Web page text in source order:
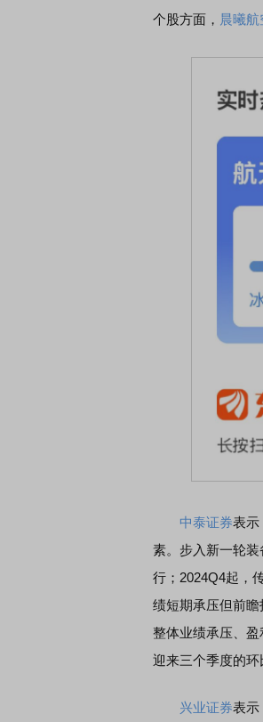
个股方面， 晨曦航
中泰证券表示
素。步入新一轮
行；2024Q4起，
绩短期承压但前
整体业绩承压、
迎来三个季度的环
兴业证券表示